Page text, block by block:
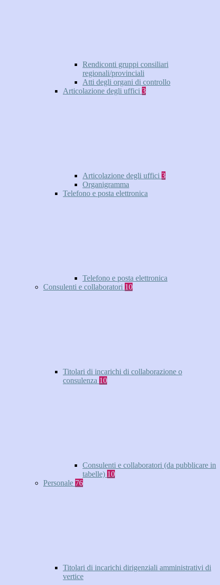
Rendiconti gruppi consiliari
regionali/provinciali
Atti degli organi di controllo
Articolazione degli uffici 3
Articolazione degli uffici 3
Organigramma
Telefono e posta elettronica
Telefono e posta elettronica
Consulenti e collaboratori 10
Titolari di incarichi di collaborazione o
consulenza 10
Consulenti e collaboratori (da pubblicare in
tabelle) 10
Personale 76
Titolari di incarichi dirigenziali amministrativi di
vertice